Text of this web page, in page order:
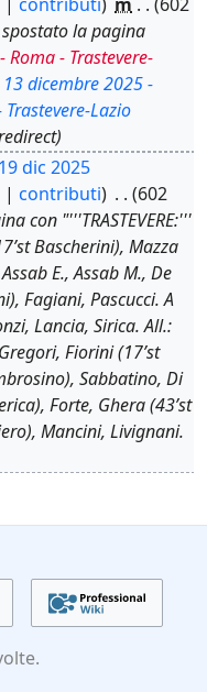
contributi m
602
la pagina
- Trastevere-
dicembre 2025 -
Lazio
dic 2025
contributi
602
con "'''TRASTEVERE:'''
Bascherini), Mazza
E., Assab M., De
Fagiani, Pascucci. A
Lancia, Sirica. All.:
Fiorini (17’st
Sabbatino, Di
Forte, Ghera (43’st
Mancini, Livignani.